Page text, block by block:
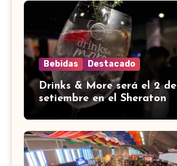
Bebidas Destacado
Drinks & More será el 2 de
setiembre en el Sheraton